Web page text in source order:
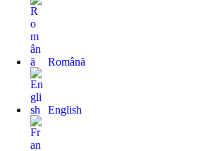
Română
English